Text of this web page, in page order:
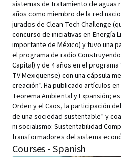
sistemas de tratamiento de aguas
años como miembro de la red
jurados de Clean Tech Challenge
concurso de iniciativas en Energía
importante de México) y tuvo una
el programa de radio Construyendo
Capital) y de 4 años en el
TV Mexiquense) con una cápsula
creación”. Ha publicado artículos
Teorema Ambiental y Expansión;
Orden y el Caos, la participación
de una sociedad sustentable” y
ni socialismo: Sustentabilidad
transformadores del sistema
Courses - Spanish